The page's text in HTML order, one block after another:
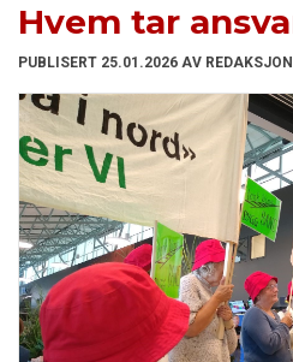
Hvem tar
PUBLISERT 25.01.2026 AV